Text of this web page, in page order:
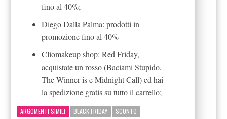
fino al 40%;
Diego Dalla Palma: prodotti in
promozione fino al 40%
Cliomakeup shop: Red Friday,
acquistate un rosso (Baciami Stupido,
The Winner is e Midnight Call) ed hai
la spedizione gratis su tutto il carrello;
ARGOMENTI SIMILI BLACK FRIDAY SCONTO